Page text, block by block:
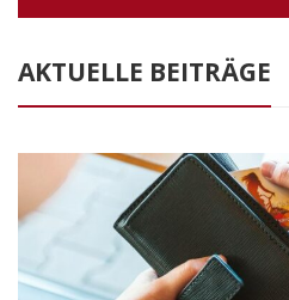
AKTUELLE BEITRÄGE